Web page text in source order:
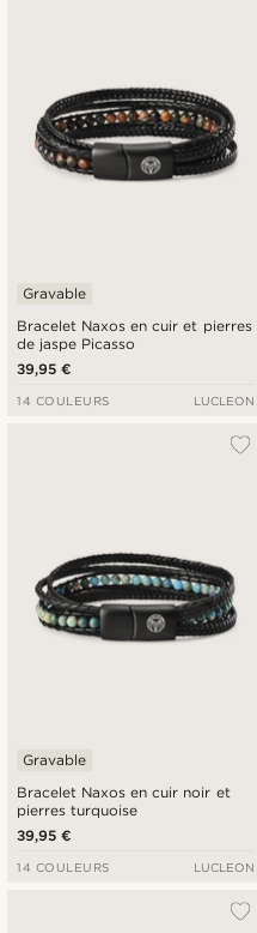
Bracelet Naxos en cuir et pierres
de jaspe Picasso
Gravable
39,95 €
14 COULEURS LUCLEON
Bracelet Naxos en cuir noir et
pierres turquoise
Gravable
39,95 €
14 COULEURS LUCLEON